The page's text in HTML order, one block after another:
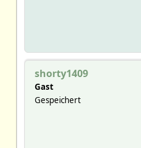
shorty1409
Gast
Gespeichert